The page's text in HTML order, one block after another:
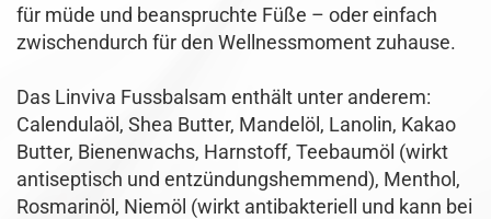
für müde und beanspruchte Füße – oder einfach
zwischendurch für den Wellnessmoment zuhause.
Das Linviva Fussbalsam enthält unter anderem:
Calendulaöl, Shea Butter, Mandelöl, Lanolin, Kakao
Butter, Bienenwachs, Harnstoff, Teebaumöl (wirkt
antiseptisch und entzündungshemmend), Menthol,
Rosmarinöl, Niemöl (wirkt antibakteriell und kann bei